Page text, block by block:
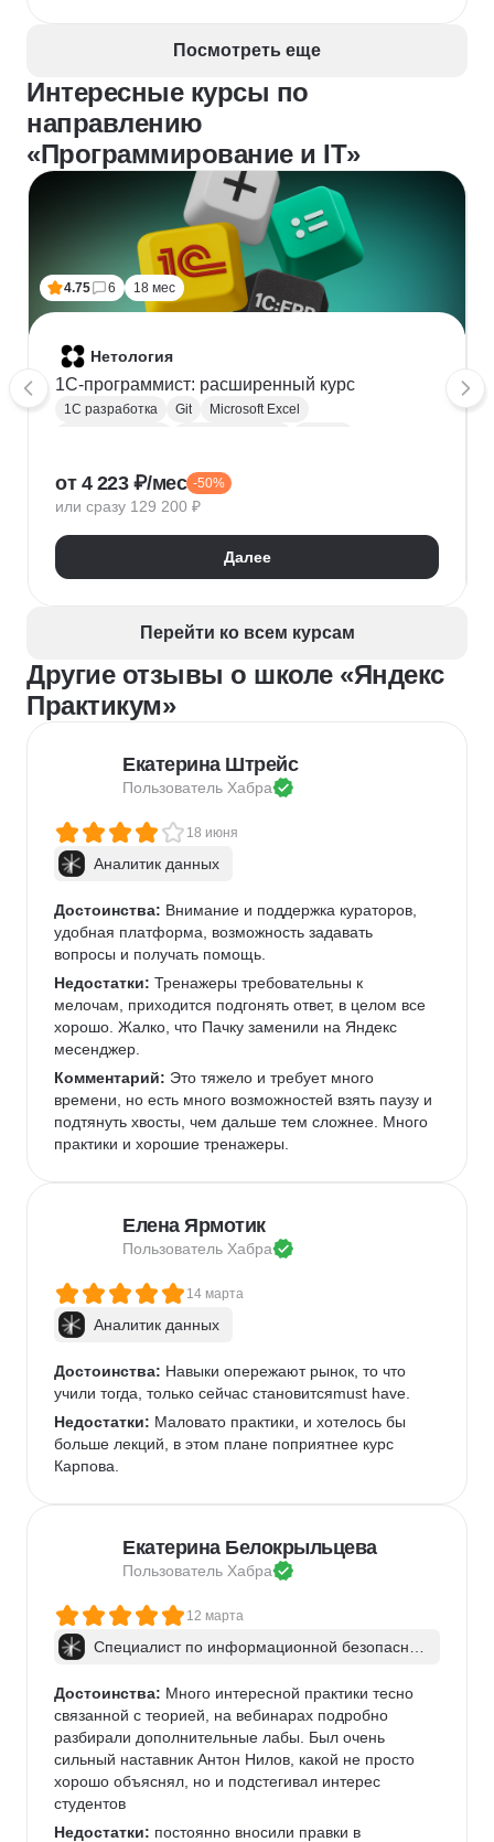
Посмотреть еще
Интересные курсы по
направлению
«Программирование и IT»
4.75 6 18 мес
Нетология
1C-программист: расширенный курс
1С разработка Git
Microsoft Excel
Конфигурирование 1С
от 4 223 ₽/мес -50%
или сразу 129 200 ₽
Далее
Перейти ко всем курсам
Другие отзывы о школе «Яндекс
Практикум»
Екатерина Штрейс
Пользователь Хабра
18 июня
Аналитик данных
Достоинства: Внимание и поддержка кураторов,
удобная платформа, возможность задавать
вопросы и получать помощь.
Недостатки: Тренажеры требовательны к
мелочам, приходится подгонять ответ, в целом все
хорошо. Жалко, что Пачку заменили на Яндекс
месенджер.
Комментарий: Это тяжело и требует много
времени, но есть много возможностей взять паузу и
подтянуть хвосты, чем дальше тем сложнее. Много
практики и хорошие тренажеры.
Елена Ярмотик
Пользователь Хабра
14 марта
Аналитик данных
Достоинства: Навыки опережают рынок, то что
учили тогда, только сейчас становитсяmust have.
Недостатки: Маловато практики, и хотелось бы
больше лекций, в этом плане поприятнее курс
Карпова.
Екатерина Белокрыльцева
Пользователь Хабра
12 марта
Специалист по информационной безопаснос
Достоинства: Много интересной практики тесно
связанной с теорией, на вебинарах подробно
разбирали дополнительные лабы. Был очень
сильный наставник Антон Нилов, какой не просто
хорошо объяснял, но и подстегивал интерес
студентов
Недостатки: постоянно вносили правки в